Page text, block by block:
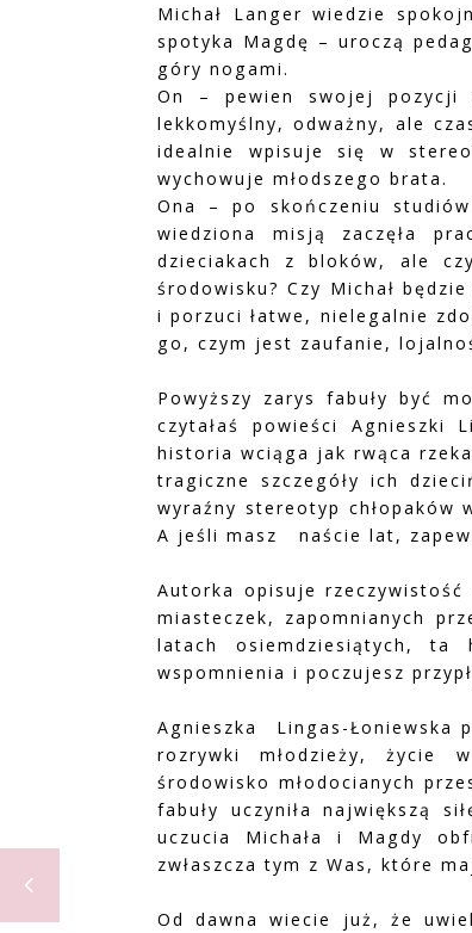
Michał Langer wiedzie
spotyka Magdę – uroczą
góry nogami.
On – pewien swojej pozycji
lekkomyślny, odważny, ale
idealnie wpisuje się w
wychowuje młodszego brata.
Ona – po skończeniu
wiedziona misją zaczęła
dzieciakach z bloków, ale
środowisku? Czy Michał
i porzuci łatwe, nielegalnie
go, czym jest zaufanie,
Powyższy zarys fabuły być
czytałaś powieści Agnieszki
historia wciąga jak rwąca
tragiczne szczegóły ich
wyraźny stereotyp chłopaków
A jeśli masz naście lat,
Autorka opisuje rzeczywistość
miasteczek, zapomnianych
latach osiemdziesiątych,
wspomnienia i poczujesz
Agnieszka Lingas-Łoniewska
rozrywki młodzieży, życie
środowisko młodocianych
fabuły uczyniła największą
uczucia Michała i Magdy
zwłaszcza tym z Was, które
Od dawna wiecie już, że